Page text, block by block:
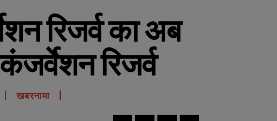
रिजर्व का अब
रिजर्व
खबरनामा